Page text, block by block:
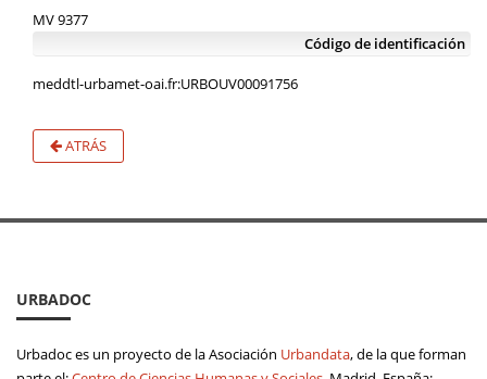
MV 9377
Código de identificación
meddtl-urbamet-oai.fr:URBOUV00091756
ATRÁS
URBADOC
Urbadoc es un proyecto de la Asociación Urbandata, de la que forman